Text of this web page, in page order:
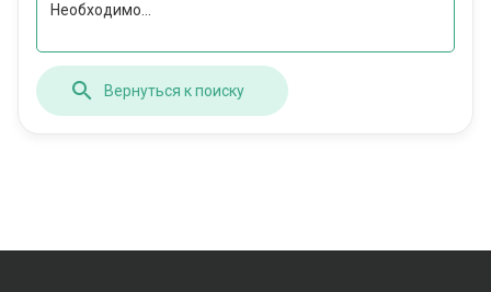
Необходимо...
Вернуться к поиску